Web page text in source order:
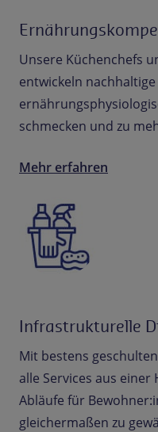
Unsere Küchenchefs
entwickeln
schmecken und zu
Mehr erfahren
Infrastrukturelle
Mit bestens
alle Services aus
Abläufe für
gleichermaßen zu